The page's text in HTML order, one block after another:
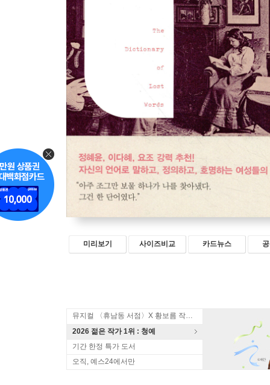
미리보기 사이즈비교 카드뉴스
뮤지컬 〈휴남동 서점〉X 황보름 작가 북토크
2026 젊은 작가 1위 : 청예
기간 한정 특가 도서
오직, 예스24에서만